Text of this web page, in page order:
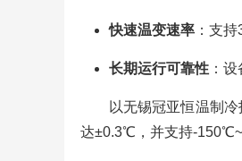
快速温变速率：支持
长期运行可靠性：设
以无锡冠亚恒温制
达±0.3℃，并支持-